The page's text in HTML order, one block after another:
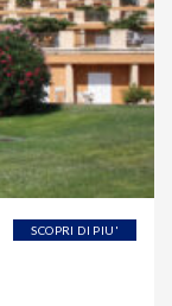
SCOPRI DI PIU'